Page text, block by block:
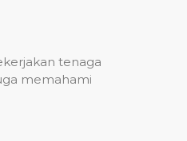
tenaga
memahami